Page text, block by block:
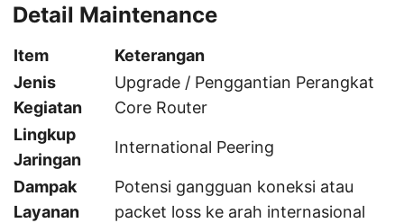
Detail Maintenance
Item
Keterangan
Jenis
Kegiatan
Upgrade / Penggantian Perangkat
Core Router
Lingkup
Jaringan
International Peering
Dampak
Layanan
Potensi gangguan koneksi atau
packet loss ke arah internasional